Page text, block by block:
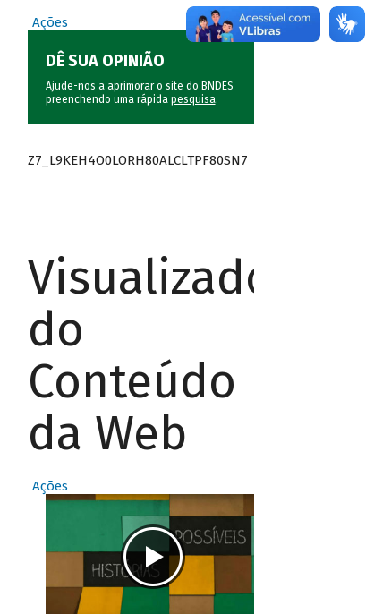
Ações
DÊ SUA OPINIÃO
Ajude-nos a aprimorar o site do BNDES
preenchendo uma rápida pesquisa.
Z7_L9KEH4O0LORH80ALCLTPF80SN7
Visualizador
do
Conteúdo
da Web
Ações